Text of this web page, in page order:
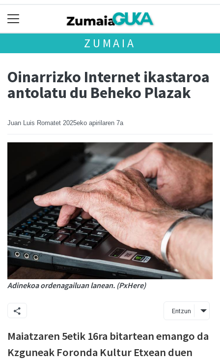
ZUMAIA
Oinarrizko Internet ikastaroa
antolatu du Beheko Plazak
Juan Luis Romatet 2025eko apirilaren 7a
Adinekoa ordenagailuan lanean. (PxHere)
Entzun
Maiatzaren 5etik 16ra bitartean emango da
Kzguneak Foronda Kultur Etxean duen